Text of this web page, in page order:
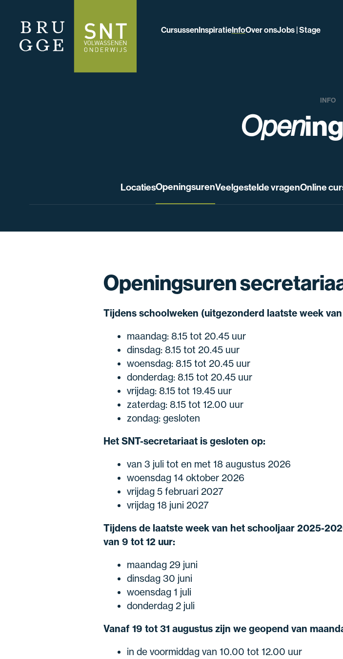
CursussenInspiratieInfoOver onsJobs | Stage
INFO
Open
LocatiesOpeningsurenVeelgestelde vragenOnline
Openingsuren
Tijdens schoolweken (uitgezonderd laatste week
maandag: 8.15 tot 20.45 uur
dinsdag: 8.15 tot 20.45 uur
woensdag: 8.15 tot 20.45 uur
donderdag: 8.15 tot 20.45 uur
vrijdag: 8.15 tot 19.45 uur
zaterdag: 8.15 tot 12.00 uur
zondag: gesloten
Het SNT-secretariaat is gesloten op:
van 3 juli tot en met 18 augustus 2026
woensdag 14 oktober 2026
vrijdag 5 februari 2027
vrijdag 18 juni 2027
Tijdens de laatste week van het schooljaar 2025-
van 9 tot 12 uur:
maandag 29 juni
dinsdag 30 juni
woensdag 1 juli
donderdag 2 juli
Vanaf 19 tot 31 augustus zijn we geopend van
in de voormiddag van 10.00 tot 12.00 uur